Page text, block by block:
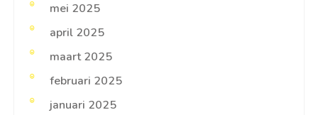
mei 2025
april 2025
maart 2025
februari 2025
januari 2025